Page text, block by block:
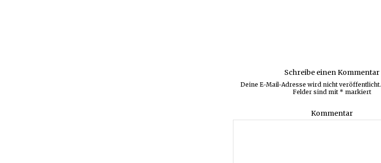
Schreibe einen Kommentar
Deine E-Mail-Adresse wird nicht veröffentlicht.
Felder sind mit * markiert
Kommentar